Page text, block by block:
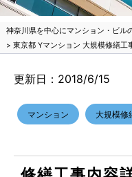
神奈川県を中心にマンション・ビル
> 東京都 Yマンション 大規模修繕工
更新日：2018/6/15
マンション 大規模修